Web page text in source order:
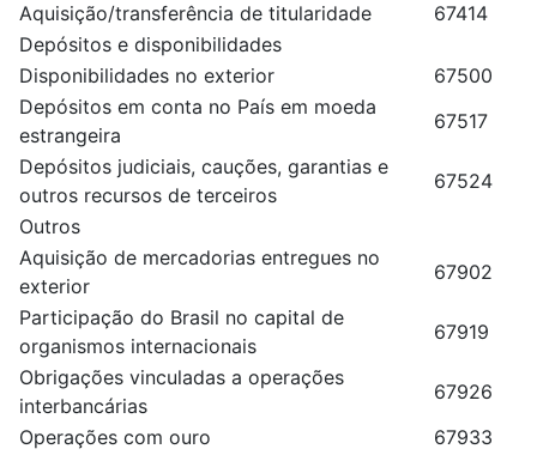
Aquisição/transferência de titularidade
67414
Depósitos e disponibilidades
Disponibilidades no exterior
67500
Depósitos em conta no País em moeda
estrangeira
67517
Depósitos judiciais, cauções, garantias e
outros recursos de terceiros
67524
Outros
Aquisição de mercadorias entregues no
exterior
67902
Participação do Brasil no capital de
organismos internacionais
67919
Obrigações vinculadas a operações
interbancárias
67926
Operações com ouro
67933